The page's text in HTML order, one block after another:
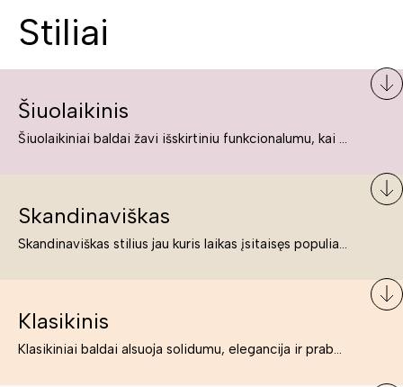
Stiliai
Šiuolaikinis
Šiuolaikiniai baldai žavi išskirtiniu funkcionalumu, kai kurie jų pelnytai net pavadinami meno kūriniais, nes jie tikrai yra išskirtiniai, originalūs ir puikiai atliepiantys į šiuolaikinių žmonių poreikius bei gyvenimo būdo ypatumus.
Skandinaviškas
Skandinaviškas stilius jau kuris laikas įsitaisęs populiariausiųjų sąraše. Namai, butai labai dažnai įrengiami remiantis būtent šio stiliaus ypatumais. Dėl švelnių spalvų, praktiškumo ir estetikos jis masina tuos, kurie neabejingi šviesiem ar neutralių spalvų koloritui, paprastumui, funkcionalumui, natūralumui ir stilingai estetikai. Platų skandinaviškų baldų spektrą rasite „Deinavos baldų“ asortimente.
Klasikinis
Klasikiniai baldai alsuoja solidumu, elegancija ir prabanga. Paprastai jie būna masyvūs, kuria didybės įspūdį. Neabejotinai jie bus geriausias pasirinkimas estetiškam ir rafinuotam klasikiniam namų interjerui. Kartais klasikiniai baldai traktuojami kaip senoviniai, bet tai ne tiesa – klasika yra stilius, neišsemiama elegancija ir rafinuotumas.